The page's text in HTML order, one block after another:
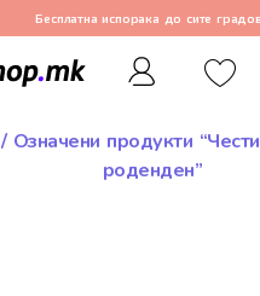
Бесплатна испорака до сите
/ Означени продукти
роденден”